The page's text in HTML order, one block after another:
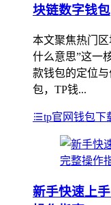
块链数字钱包
本文聚焦热门
什么意思”这一
款钱包的定位
包，TP钱...
tp官网钱包下
新手快速上